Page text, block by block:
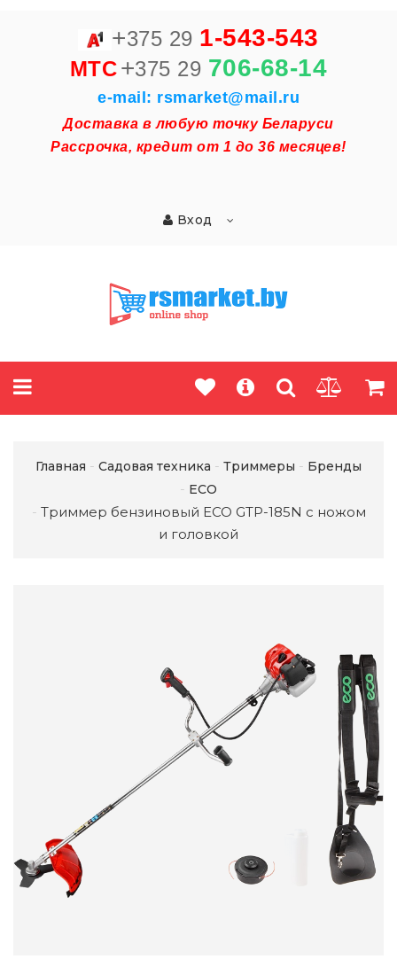
+375 29 1-543-543
MTC+375 29 706-68-14
e-mail: rsmarket@mail.ru
Доставка в любую точку Беларуси
Рассрочка, кредит от 1 до 36 месяцев!
Вход
Главная Садовая техника Триммеры
Бренды
ECO
Триммер бензиновый ECO GTP-185N с ножом
и головкой